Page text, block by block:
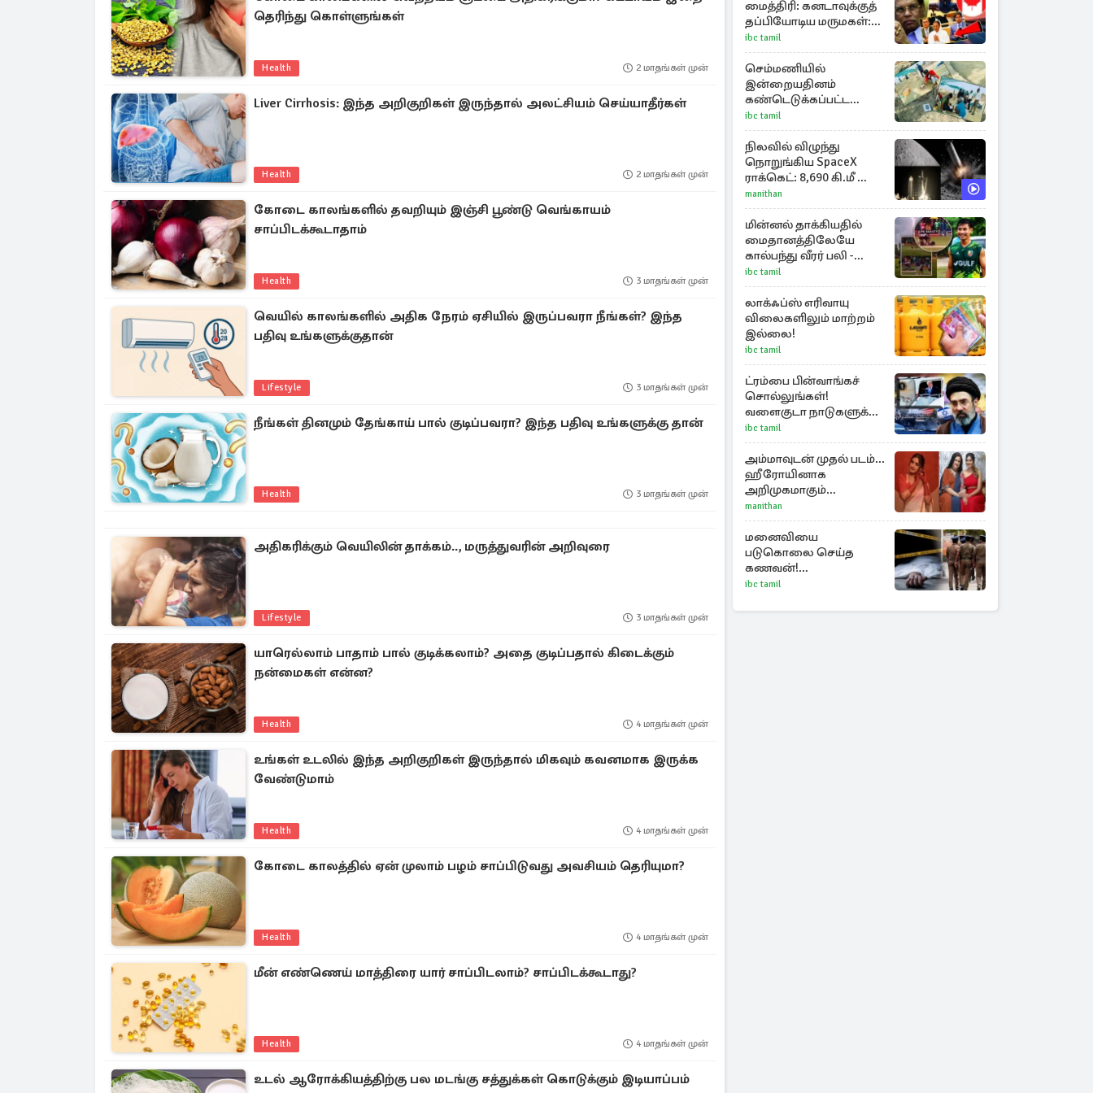
தெரிந்து கொள்ளுங்கள்
Health 2 மாதங்கள் முன்
Liver Cirrhosis: இந்த அறிகுறிகள் இருந்தால் அலட்சியம் செய்யாதீர்கள்
Health 2 மாதங்கள் முன்
கோடை காலங்களில் தவறியும் இஞ்சி பூண்டு வெங்காயம்
சாப்பிடக்கூடாதாம்
Health 3 மாதங்கள் முன்
வெயில் காலங்களில் அதிக நேரம் ஏசியில் இருப்பவரா நீங்கள்? இந்த
பதிவு உங்களுக்குதான்
Lifestyle 3 மாதங்கள் முன்
நீங்கள் தினமும் தேங்காய் பால் குடிப்பவரா? இந்த பதிவு உங்களுக்கு தான்
Health 3 மாதங்கள் முன்
அதிகரிக்கும் வெயிலின் தாக்கம்.., மருத்துவரின் அறிவுரை
Lifestyle 3 மாதங்கள் முன்
யாரெல்லாம் பாதாம் பால் குடிக்கலாம்? அதை குடிப்பதால் கிடைக்கும்
நன்மைகள் என்ன?
Health 4 மாதங்கள் முன்
உங்கள் உடலில் இந்த அறிகுறிகள் இருந்தால் மிகவும் கவனமாக இருக்க
வேண்டுமாம்
Health 4 மாதங்கள் முன்
கோடை காலத்தில் ஏன் முலாம் பழம் சாப்பிடுவது அவசியம் தெரியுமா?
Health 4 மாதங்கள் முன்
மீன் எண்ணெய் மாத்திரை யார் சாப்பிடலாம்? சாப்பிடக்கூடாது?
Health 4 மாதங்கள் முன்
உடல் ஆரோக்கியத்திற்கு பல மடங்கு சத்துக்கள் கொடுக்கும் இடியாப்பம்
மைத்திரி: கனடாவுக்குத்
தப்பியோடிய மருமகள்:
மகன் கொழும்பில்...!
ibc tamil
செம்மணியில்
இன்றையதினம்
கண்டெடுக்கப்பட்ட
சான்றுப்பொருட்கள்
ibc tamil
நிலவில் விழுந்து
நொறுங்கிய SpaceX
ராக்கெட்: 8,690 கி.மீ வேக
மோதலால் உருவான
புதிய பள்ளம்!
manithan
மின்னல் தாக்கியதில்
மைதானத்திலேயே
கால்பந்து வீரர் பலி -
அதிர்ச்சியில் ரசிகர்கள்
ibc tamil
லாக்ஃப்ஸ் எரிவாயு
விலைகளிலும் மாற்றம்
இல்லை!
ibc tamil
ட்ரம்பை பின்வாங்கச்
சொல்லுங்கள்!
வளைகுடா நாடுகளுக்கு
ஈரான் தாக்குதல்
எச்சரிக்கை
ibc tamil
அம்மாவுடன் முதல் படம்...
ஹீரோயினாக
அறிமுகமாகும்
ஊர்வசியின் மகள்
தேஜலட்சுமி!
manithan
மனைவியை
படுகொலை செய்த
கணவன்!
தொடங்கப்பட்டது
ibc tamil